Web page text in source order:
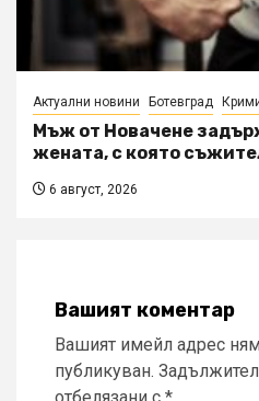
Актуални новини Ботевград
Мъж от Новачене
жената, с която
6 август, 2026
Вашият коментар
Вашият имейл адрес
публикуван.